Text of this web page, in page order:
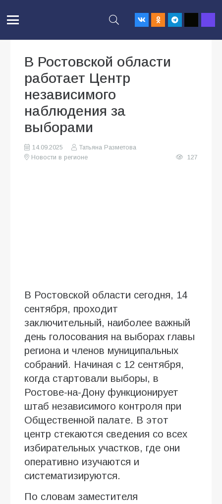
В Ростовской области
работает Центр
независимого
наблюдения за
выборами
14.09.2025
Татьяна Разметова
Новости в регионе
127
В Ростовской области сегодня, 14
сентября, проходит
заключительный, наиболее важный
день голосования на выборах главы
региона и членов муниципальных
собраний. Начиная с 12 сентября,
когда стартовали выборы, в
Ростове-на-Дону функционирует
штаб независимого контроля при
Общественной палате. В этот
центр стекаются сведения со всех
избирательных участков, где они
оперативно изучаются и
систематизируются.
По словам заместителя